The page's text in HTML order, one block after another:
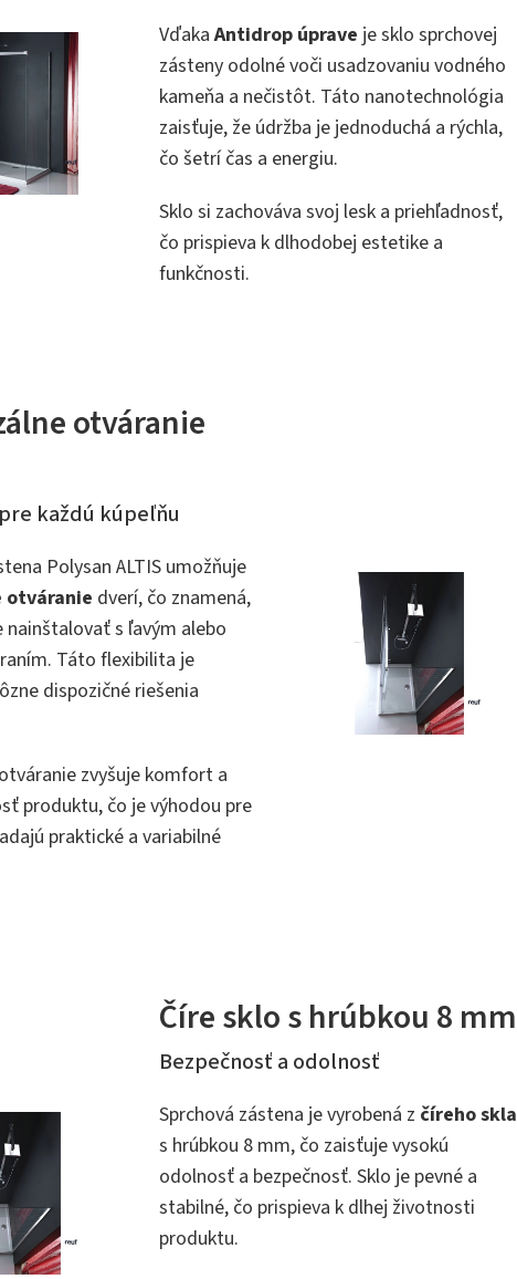
VďakaAntidrop úprave je sklo sprchovej
zásteny odolné voči usadzovaniu vodného
kameňa a nečistôt. Táto nanotechnológia
zaisťuje, že údržba je jednoduchá a rýchla,
čo šetrí čas a energiu.
Sklo si zachováva svoj lesk a priehľadnosť,
čo prispieva k dlhodobej estetike a
funkčnosti.
otváranie
každú kúpeľňu
Polysan ALTIS umožňuje
otváranie dverí, čo znamená,
nainštalovať s ľavým alebo
Táto flexibilita je
dispozičné riešenia
zvyšuje komfort a
produktu, čo je výhodou pre
praktické a variabilné
Číre sklo s hrúbkou 8 mm
Bezpečnosť a odolnosť
Sprchová zástena je vyrobená z číreho skla
s hrúbkou 8 mm, čo zaisťuje vysokú
odolnosť a bezpečnosť. Sklo je pevné a
stabilné, čo prispieva k dlhej životnosti
produktu.